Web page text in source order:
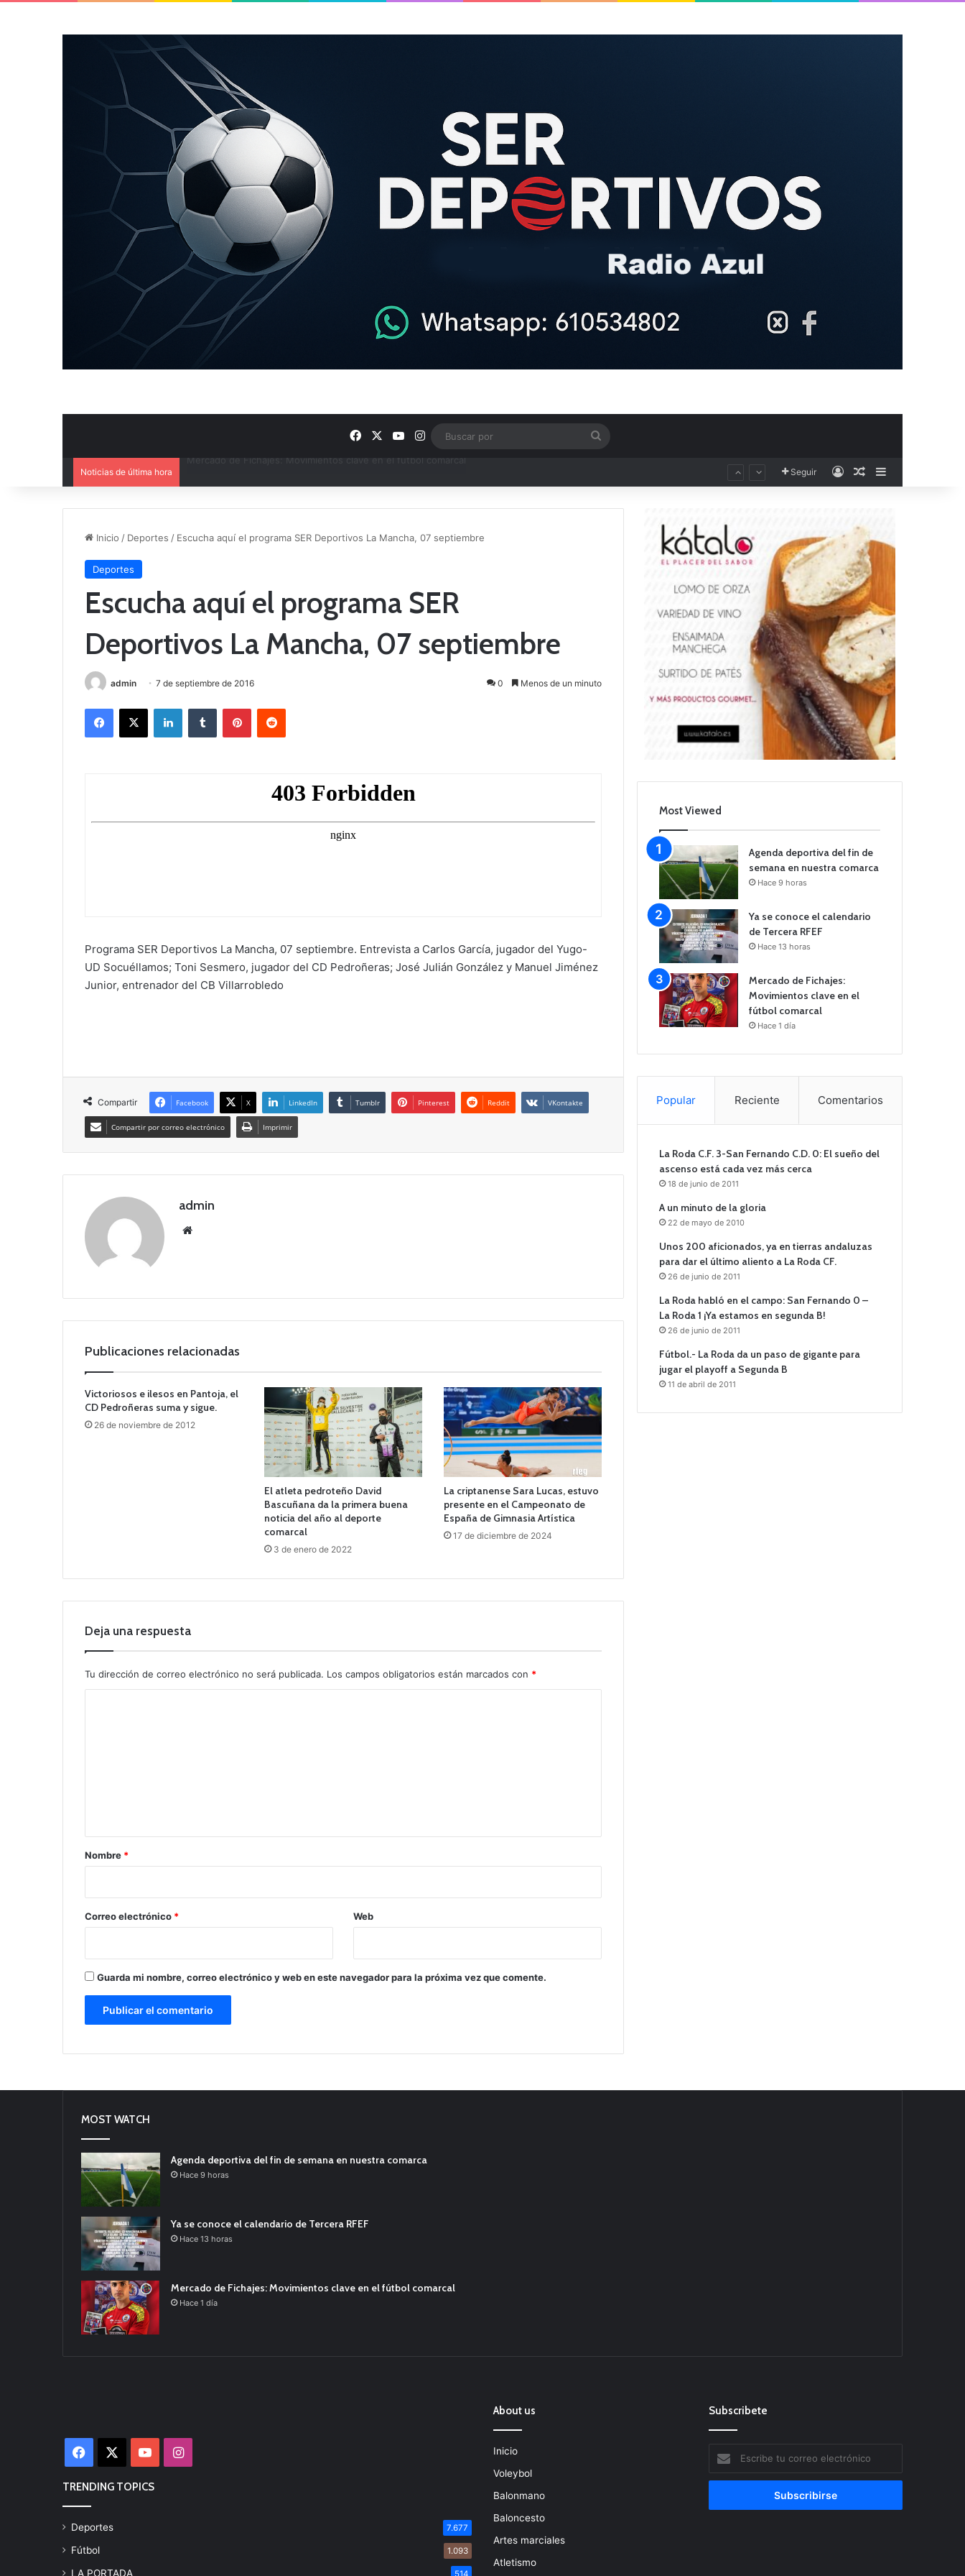
FacebookYouTube
Instagram
Noticias de última hora Seguir AccesoPublicación al
Inicio / Deportes / Escucha aquí el programa SER Deportivos La Mancha, 07 septiembre
Deportes
Escucha aquí el programa SER
Deportivos La Mancha, 07 septiembre
admin 7 de septiembre de 2016 0 Menos de un minuto
Programa SER Deportivos La Mancha, 07 septiembre. Entrevista a Carlos García, jugador del Yugo-
UD Socuéllamos; Toni Sesmero, jugador del CD Pedroñeras; José Julián González y Manuel Jiménez
Junior, entrenador del CB Villarrobledo
Compartir Facebook X LinkedIn Tumblr Pinterest Reddit VKontakte
Compartir por correo electrónico Imprimir
admin
Publicaciones relacionadas
Victoriosos e ilesos en Pantoja, el
CD Pedroñeras suma y sigue.
26 de noviembre de 2012
El atleta pedroteño David
Bascuñana da la primera buena
noticia del año al deporte
comarcal
3 de enero de 2022
La criptanense Sara Lucas, estuvo
presente en el Campeonato de
España de Gimnasia Artística
17 de diciembre de 2024
Deja una respuesta
Tu dirección de correo electrónico no será publicada. Los campos obligatorios están marcados con *
r
*
Nombre *
Correo electrónico * Web
Guarda mi nombre, correo electrónico y web en este navegador para la próxima vez que comente.
Most Viewed
Agenda deportiva del fin de
semana en nuestra comarca
Hace 9 horas
Ya se conoce el calendario
de Tercera RFEF
Hace 13 horas
Mercado de Fichajes:
Movimientos clave en el
fútbol comarcal
Hace 1 día
Popular Reciente Comentarios
La Roda C.F. 3-San Fernando C.D. 0: El sueño del
ascenso está cada vez más cerca
18 de junio de 2011
A un minuto de la gloria
22 de mayo de 2010
Unos 200 aficionados, ya en tierras andaluzas
para dar el último aliento a La Roda CF.
26 de junio de 2011
La Roda habló en el campo: San Fernando 0 –
La Roda 1 ¡Ya estamos en segunda B!
26 de junio de 2011
Fútbol.- La Roda da un paso de gigante para
jugar el playoff a Segunda B
11 de abril de 2011
MOST WATCH
Agenda deportiva del fin de semana en nuestra comarca
Hace 9 horas
Ya se conoce el calendario de Tercera RFEF
Hace 13 horas
Mercado de Fichajes: Movimientos clave en el fútbol comarcal
Hace 1 día
Facebook YouTubeInstagram
TRENDING TOPICS
Deportes 7.677
Fútbol 1.093
LA PORTADA 514
About us
Inicio
Voleybol
Balonmano
Baloncesto
Artes marciales
Atletismo
Subscribete
tu
correo